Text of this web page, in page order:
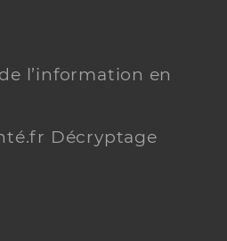
l’information en
Décryptage